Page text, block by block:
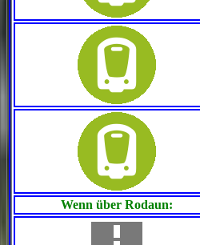
Wenn über Rodaun: